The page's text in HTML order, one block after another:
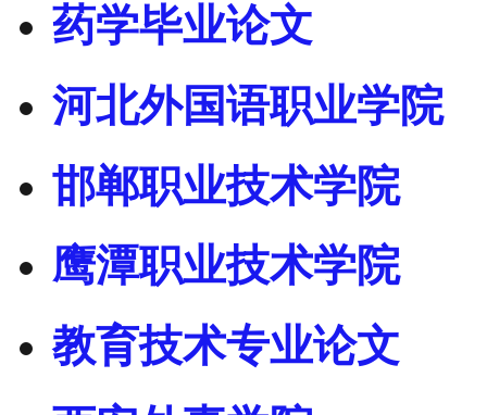
药学毕业论文
河北外国语职业学院
邯郸职业技术学院
鹰潭职业技术学院
教育技术专业论文